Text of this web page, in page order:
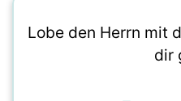
Lobe den Herrn mit
dir